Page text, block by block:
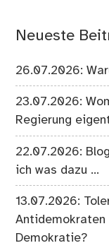
Neueste
26.07.2026:
23.07.2026:
Regierung
22.07.2026:
ich was dazu …
13.07.2026:
Antidemokraten
Demokratie?